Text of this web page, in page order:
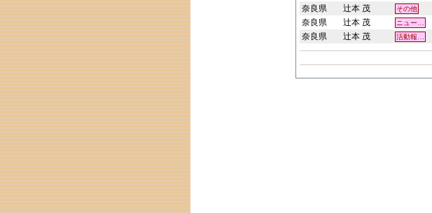
奈良県
辻本 茂 その他
奈良県
辻本 茂 ニュー…
奈良県
辻本 茂 活動報…